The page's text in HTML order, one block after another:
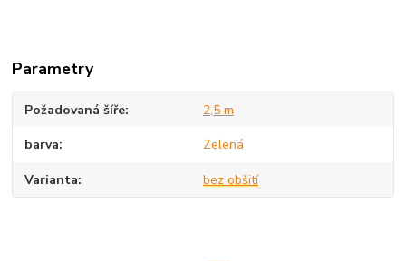
Parametry
Požadovaná šíře 2,5 m
barva Zelená
Varianta bez obšití